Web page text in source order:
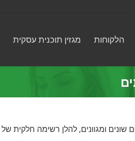
הלקוחות מגזין תוכנית עסקית
ומגוונים, להלן רשימה חלקית